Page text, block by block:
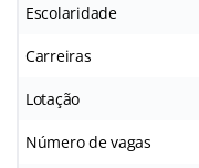
Escolaridade
Carreiras
Lotação
Número de vagas